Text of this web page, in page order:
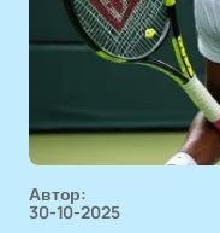
Автор:
30-10-2025